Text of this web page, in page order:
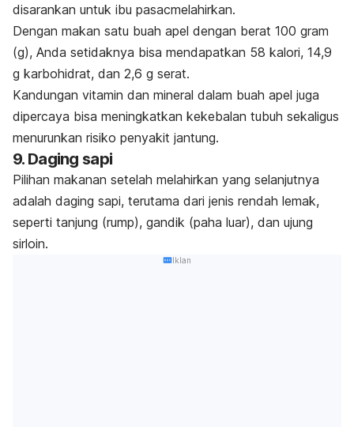
disarankan untuk ibu pasacmelahirkan.
Dengan makan satu buah apel dengan berat 100 gram
(g), Anda setidaknya bisa mendapatkan 58 kalori, 14,9
g karbohidrat, dan 2,6 g serat.
Kandungan vitamin dan mineral dalam buah apel juga
dipercaya bisa meningkatkan kekebalan tubuh sekaligus
menurunkan risiko penyakit jantung.
9. Daging sapi
Pilihan makanan setelah melahirkan yang selanjutnya
adalah daging sapi, terutama dari jenis rendah lemak,
seperti tanjung (rump), gandik (paha luar), dan ujung
sirloin.
Iklan